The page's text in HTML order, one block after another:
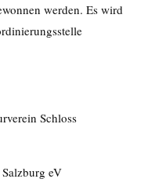
werden. Es wird
Schloss
eV